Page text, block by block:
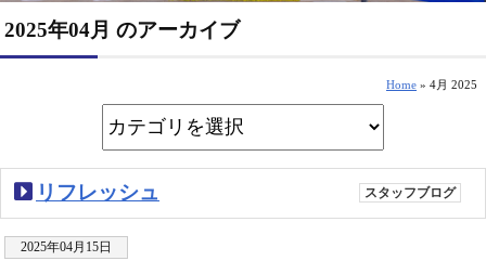
2025年04月 のアーカイブ
Home » 4月 2025
リフレッシュ スタッフブログ
2025年04月15日